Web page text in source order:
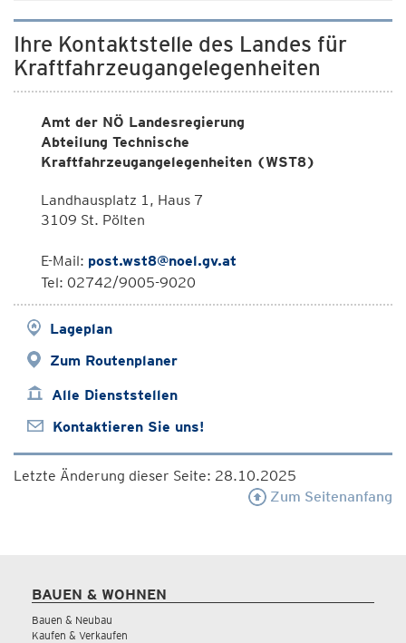
Ihre Kontaktstelle des Landes für
Kraftfahrzeugangelegenheiten
Amt der NÖ Landesregierung
Abteilung Technische
Kraftfahrzeugangelegenheiten (WST8)
Landhausplatz 1, Haus 7
3109 St. Pölten
E-Mail: post.wst8@noel.gv.at
Tel: 02742/9005-9020
Lageplan
Zum Routenplaner
Alle Dienststellen
Kontaktieren Sie uns!
Letzte Änderung dieser Seite: 28.10.2025
Zum Seitenanfang
BAUEN & WOHNEN
Bauen & Neubau
Kaufen & Verkaufen